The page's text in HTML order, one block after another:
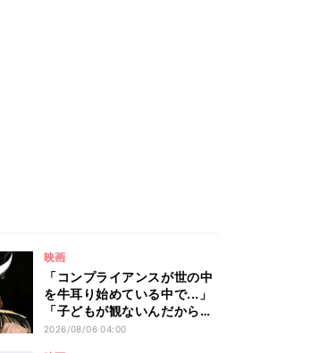
映画
「コンプライアンスが世の中
を牛耳り始めている中で...」
「子どもが観ないんだからと
好き勝手やっちゃう」――デ
2026/08/06 04:00